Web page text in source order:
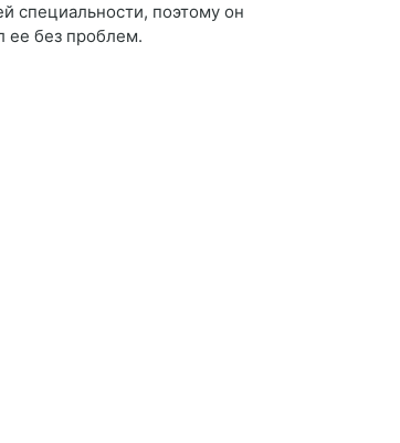
специальности, поэтому он
ее без проблем.